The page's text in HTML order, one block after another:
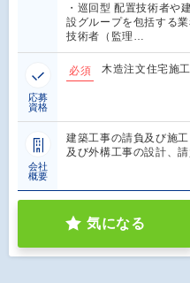
・巡回型 配置技術者や
設グループを包括する
技術者（監理…
応募
資格
必須 木造注文住宅施
会社
概要
建築工事の請負及び施
及び外構工事の設計、
気になる